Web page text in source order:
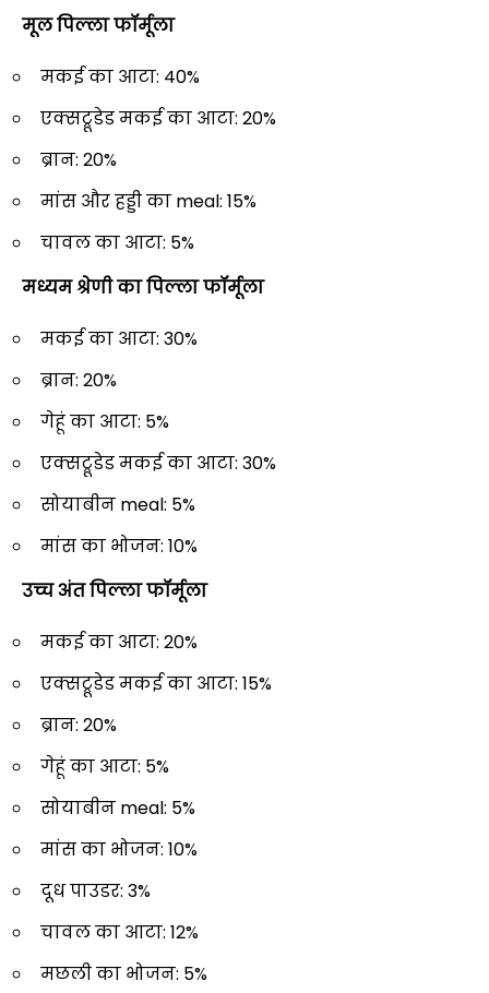
मूल पिल्ला फॉर्मूला
मकई का आटा: 40%
एक्सट्रूडेड मकई का आटा: 20%
ब्रान: 20%
मांस और हड्डी का meal: 15%
चावल का आटा: 5%
मध्यम श्रेणी का पिल्ला फॉर्मूला
मकई का आटा: 30%
ब्रान: 20%
गेहूं का आटा: 5%
एक्सट्रूडेड मकई का आटा: 30%
सोयाबीन meal: 5%
मांस का भोजन: 10%
उच्च अंत पिल्ला फॉर्मूला
मकई का आटा: 20%
एक्सट्रूडेड मकई का आटा: 15%
ब्रान: 20%
गेहूं का आटा: 5%
सोयाबीन meal: 5%
मांस का भोजन: 10%
दूध पाउडर: 3%
चावल का आटा: 12%
मछली का भोजन: 5%